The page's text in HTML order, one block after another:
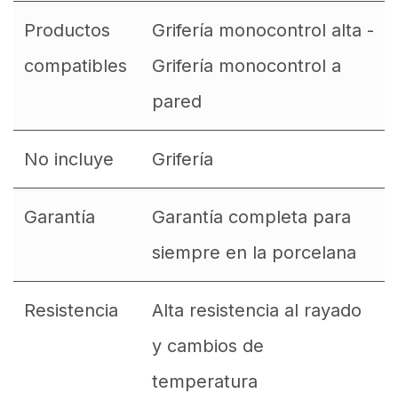
Productos
compatibles
Grifería monocontrol alta -
Grifería monocontrol a
pared
No incluye Grifería
Garantía
Garantía completa para
siempre en la porcelana
Resistencia
Alta resistencia al rayado
y cambios de
temperatura